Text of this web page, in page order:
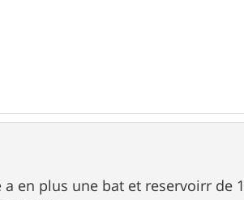
en plus une bat et reservoirr de